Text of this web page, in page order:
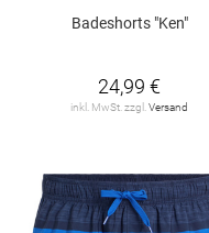
Badeshorts "Ken"
24,99 €
inkl. MwSt. zzgl. Versand